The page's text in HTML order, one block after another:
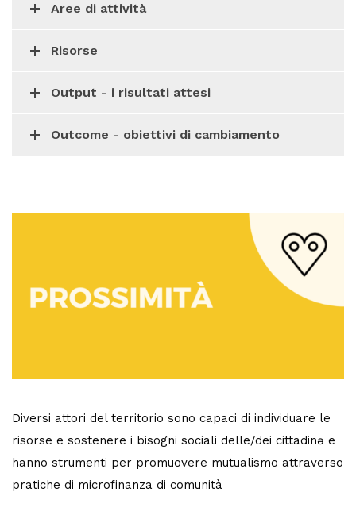
Aree di attività
Risorse
Output - i risultati attesi
Outcome - obiettivi di cambiamento
Diversi attori del territorio sono capaci di individuare le
risorse e sostenere i bisogni sociali delle/dei cittadinə e
hanno strumenti per promuovere mutualismo attraverso
pratiche di microfinanza di comunità